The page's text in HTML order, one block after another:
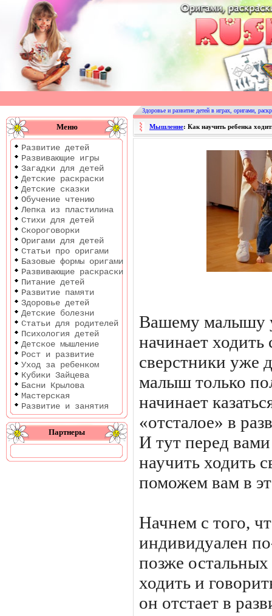
Оригами
|
Раскраски
Развитие
детей
Меню
Развитие детей
Развивающие игры
Загадки для детей
Детские раскраски
Детские сказки
Обучение чтению
Лепка из пластилина
Стихи для детей
Скороговорки
Оригами для детей
Статьи про оригами
Базовые формы оригами
Развивающие раскраски
Питание детей
Развитие памяти
Здоровье детей
Детские болезни
Статьи для родителей
Психология детей
Детское мышление
Рост и развитие
Уход за ребенком
Кубики Зайцева
Басни Крылова
Мастерская
Развитие и занятия
Партнеры
Здоровье и развитие детей в играх, оригами,
Мышление: Как научить ребенка
Вашему малышу
начинает ходить
сверстники уже
малыш только
начинает
«отсталое» в
И тут перед
научить ходить
поможем вам в
Начнем с того,
индивидуален
позже остальных
ходить и
он отстает в